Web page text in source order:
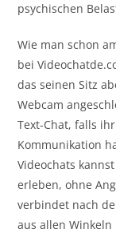
psychischen
Wie man schon
bei
das seinen Sitz
Webcam
Text-Chat, falls
Kommunikation
Videochats
erleben, ohne
verbindet nach
aus allen